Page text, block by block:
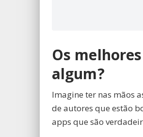
Os
algum?
Imagine ter nas mãos
de autores que estão
apps que são